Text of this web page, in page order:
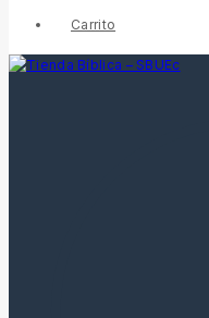
Carrito